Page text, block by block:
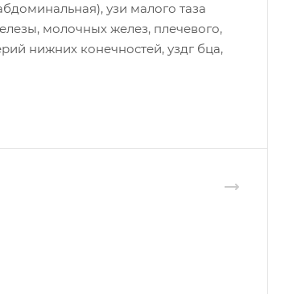
узи малого таза
молочных желез, плечевого,
нижних конечностей, уздг бца,